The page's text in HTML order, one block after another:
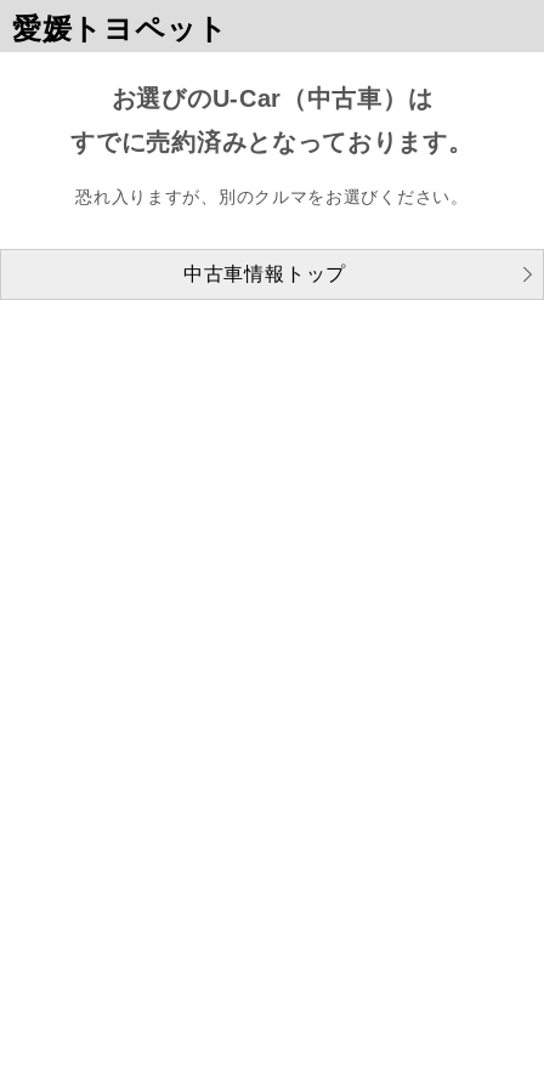
愛媛トヨペット
お選びのU-Car（中古車）は
すでに売約済みとなっております。
恐れ入りますが、別のクルマをお選びください。
中古車情報トップ